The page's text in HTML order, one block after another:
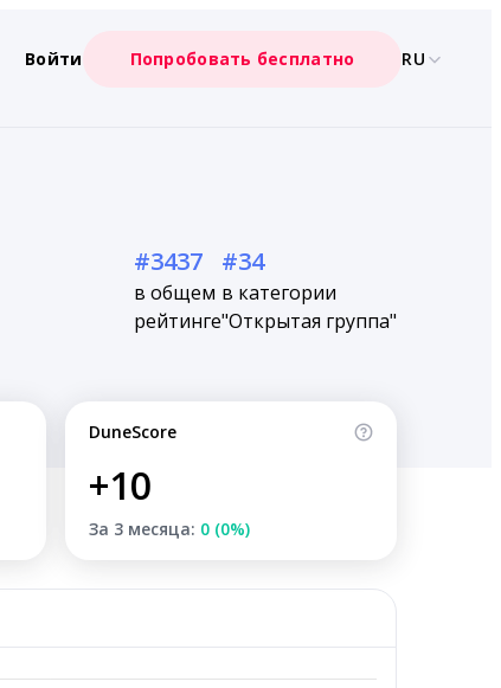
Войти Попробовать бесплатно RU
#3437
в общем
рейтинге
#34
в категории
"Открытая группа"
DuneScore
+10
За 3 месяца: 0 (0%)